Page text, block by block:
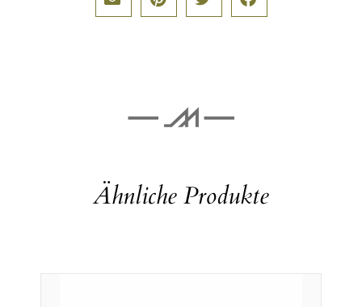
Ähnliche Produkte